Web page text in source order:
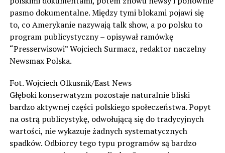
pasmo dokumentalne. Między tymi blokami pojawi się
to, co Amerykanie nazywają talk show, a po polsku to
program publicystyczny – opisywał ramówkę
“Presserwisowi” Wojciech Surmacz, redaktor naczelny
Newsmax Polska.
Fot. Wojciech Olkusnik/East News
Głęboki konserwatyzm pozostaje naturalnie bliski
bardzo aktywnej części polskiego społeczeństwa. Popyt
na ostrą publicystykę, odwołującą się do tradycyjnych
wartości, nie wykazuje żadnych systematycznych
spadków. Odbiorcy tego typu programów są bardzo